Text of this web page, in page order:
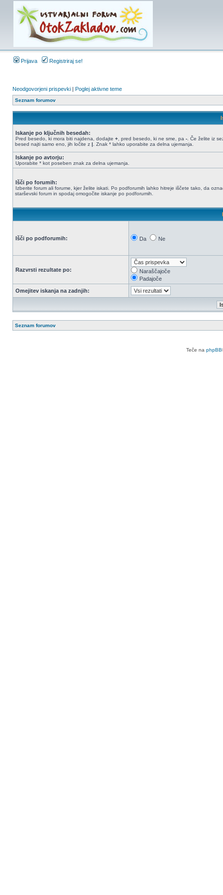
Prijava Registriraj se!
Neodgovorjeni prispevki | Poglej aktivne teme
Seznam forumov
Iskanje po ključnih besedah:
Pred besedo, ki mora biti najdena, dodajte + , pred besedo, ki ne sme, pa - . Če želite iz
besed najti samo eno, jih ločite z | . Znak * lahko uporabite za delna ujemanja.
Iskanje po avtorju:
Uporabite * kot poseben znak za delna ujemanja.
Išči po forumih:
Izberite forum ali forume, kjer želite iskati. Po podforumih lahko hitreje iščete tako, da
starševski forum in spodaj omogočite iskanje po podforumih.
Išči po podforumih: Da Ne
Razvrsti rezultate po:
Naraščajoče
Padajoče
Omejitev iskanja na zadnjih:
Seznam forumov
Teče na phpBB